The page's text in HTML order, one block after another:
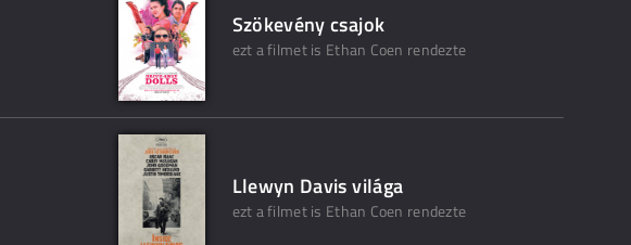
Szökevény csajok
ezt a filmet is Ethan Coen rendezte
Llewyn Davis világa
ezt a filmet is Ethan Coen rendezte